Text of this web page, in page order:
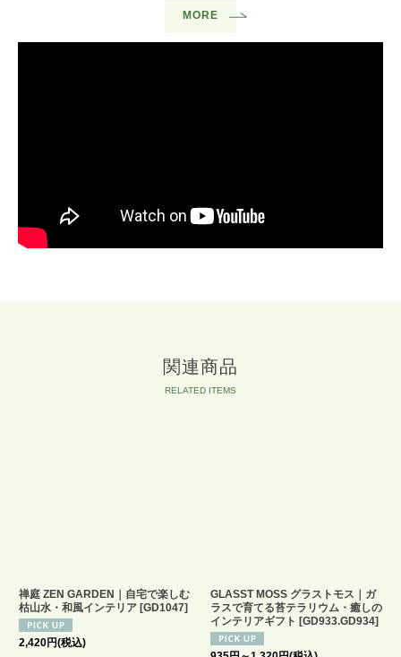
MORE
関連商品
禅庭 ZEN GARDEN｜自宅で楽しむ
枯山水・和風インテリア [GD1047]
2,420円(税込)
GLASST MOSS グラストモス｜ガ
ラスで育てる苔テラリウム・癒しの
インテリアギフト [GD933.GD934]